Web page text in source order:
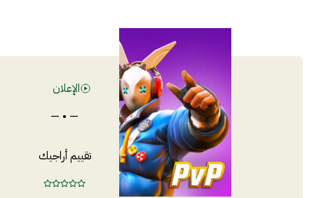
الإعلان
— • —
تقييم أراجيك